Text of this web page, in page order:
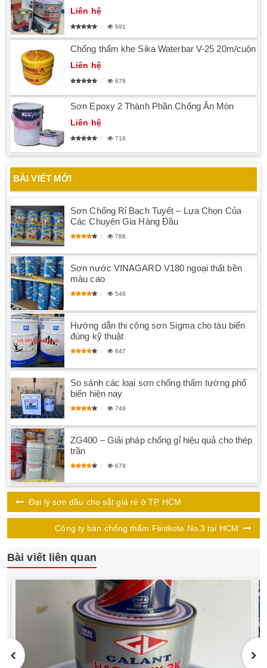
Liên hệ
691
Chống thấm khe Sika Waterbar V-25 20m/cuộn
Liên hệ
678
Sơn Epoxy 2 Thành Phần Chống Ăn Mòn
Liên hệ
716
BÀI VIẾT MỚI
Sơn Chống Rỉ Bạch Tuyết – Lựa Chọn Của
Các Chuyên Gia Hàng Đầu
788
Sơn nước VINAGARD V180 ngoại thất bền
màu cao
548
Hướng dẫn thi công sơn Sigma cho tàu biển
đúng kỹ thuật
647
So sánh các loại sơn chống thấm tường phổ
biến hiện nay
749
ZG400 – Giải pháp chống gỉ hiệu quả cho thép
trần
679
Đại lý sơn dầu cho sắt giá rẻ ở TP HCM
Công ty bán chống thấm Flintkote No.3 tại HCM
Bài viết liên quan